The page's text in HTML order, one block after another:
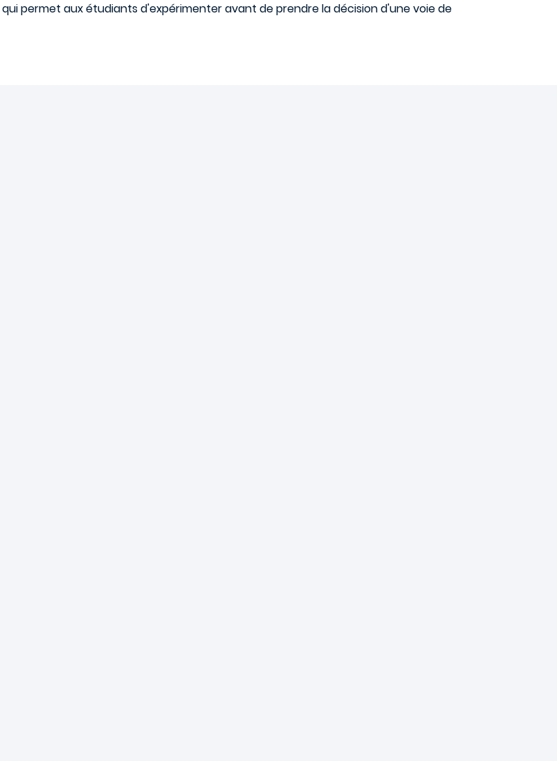
qui permet aux étudiants d'expérimenter avant de prendre la décision d'une voie de